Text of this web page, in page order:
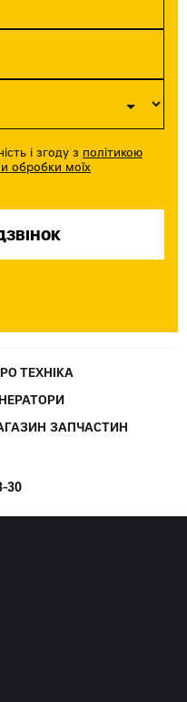
і згоду з політикою
обробки моїх
ТЕХНІКА
ЗАПЧАСТИН
30